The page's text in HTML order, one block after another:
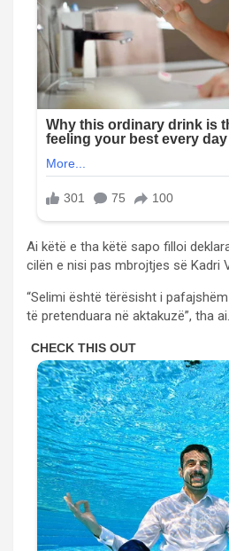
Ai këtë e tha këtë sapo filloi
cilën e nisi pas mbrojtjes së Kadri
“Selimi është tërësisht i
të pretenduara në aktakuzë”, tha ai.